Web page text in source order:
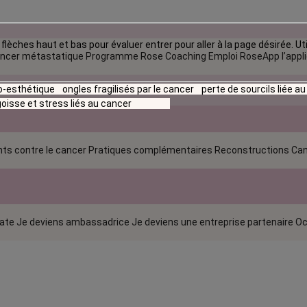
métastatique Programme Rose Coaching Emploi RoseApp
contre le cancer Pratiques complémentaires Reconstructions
Je deviens ambassadrice Je deviens une entreprise partenaire
haut et bas pour évaluer entrer pour aller à la page désirée.
esthétique ongles fragilisés par le cancer
perte de sourcils liée
et stress liés au cancer